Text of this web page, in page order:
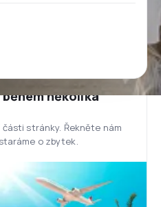
několika
stránky. Řekněte nám
o zbytek.